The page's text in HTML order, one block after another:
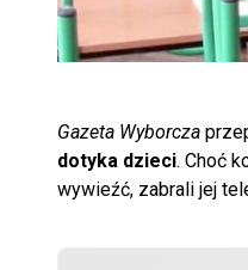
Gazeta Wyborcza
dotyka dzieci. Choć
wywieźć, zabrali jej